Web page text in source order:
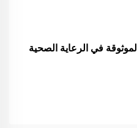
أهمية أجهزة استشعار SPO2 الموثوقة في الرعاية الصحية